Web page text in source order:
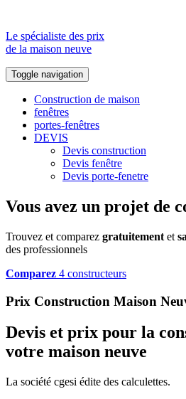
Le spécialiste des prix
de la maison neuve
Toggle navigation
Construction de maison
fenêtres
portes-fenêtres
DEVIS
Devis construction
Devis fenêtre
Devis porte-fenetre
Vous avez un projet de
Trouvez et comparez gratuitement et
des professionnels
Comparez 4 constructeurs
Prix Construction Maison
Devis et prix pour la
votre maison neuve
La société cgesi édite des calculettes.